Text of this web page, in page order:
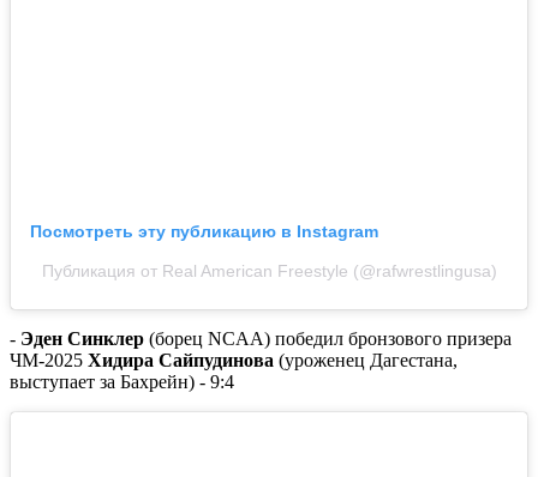
Посмотреть эту публикацию в Instagram
Публикация от Real American Freestyle (@rafwrestlingusa)
- Эден Синклер (борец NCAA) победил бронзового призера
ЧМ-2025 Хидира Сайпудинова (уроженец Дагестана,
выступает за Бахрейн) - 9:4